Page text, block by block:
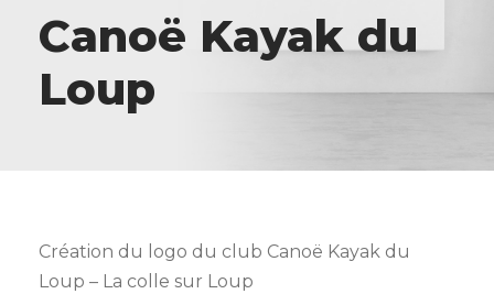
Canoë Kayak du
Loup
Création du logo du club Canoë Kayak du
Loup – La colle sur Loup